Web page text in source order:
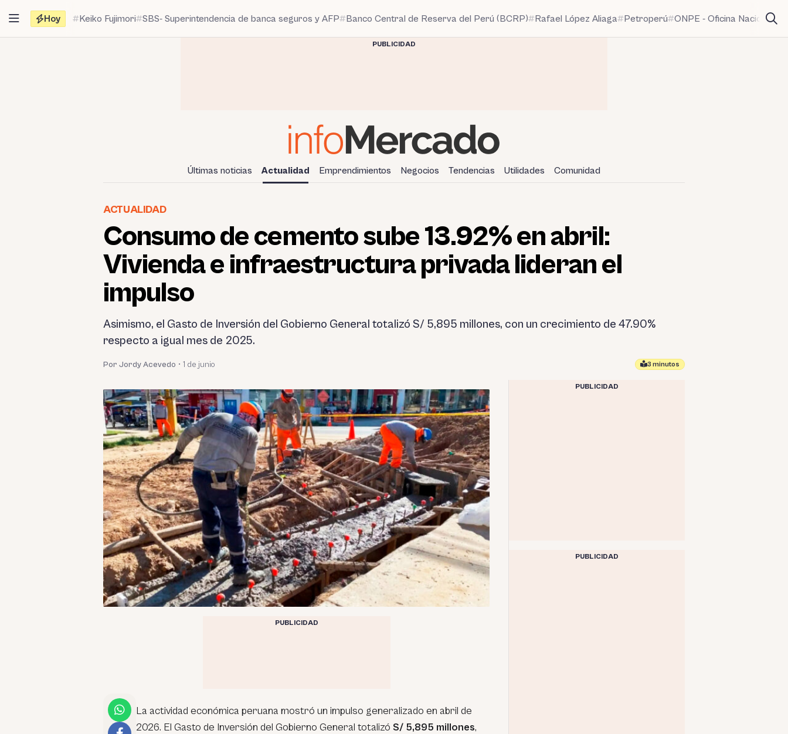
contenido
Hoy Keiko Fujimori SBS- Superintendencia de banca seguros y AFP Banco Central de Reserva del Perú (BCRP) Rafael López Aliaga Petroperú ONPE - Oficina Nacional
PUBLICIDAD
Últimas noticias Actualidad Emprendimientos Negocios Tendencias Utilidades Comunidad
ACTUALIDAD
Consumo de cemento sube 13.92% en abril:
Vivienda e infraestructura privada lideran el
impulso
Asimismo, el Gasto de Inversión del Gobierno General totalizó S/ 5,895 millones, con un crecimiento de 47.90%
respecto a igual mes de 2025.
Por Jordy Acevedo • 1 de junio 3 minutos
PUBLICIDAD
La actividad económica peruana mostró un impulso generalizado en abril de
2026. El Gasto de Inversión del Gobierno General totalizó S/ 5,895 millones,
PUBLICIDAD
PUBLICIDAD